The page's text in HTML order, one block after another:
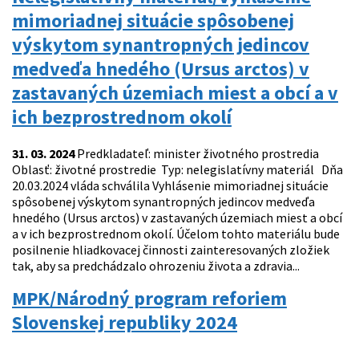
mimoriadnej situácie spôsobenej
výskytom synantropných jedincov
medveďa hnedého (Ursus arctos) v
zastavaných územiach miest a obcí a v
ich bezprostrednom okolí
31. 03. 2024Predkladateľ: minister životného prostredia
Oblasť: životné prostredie Typ: nelegislatívny materiál Dňa
20.03.2024 vláda schválila Vyhlásenie mimoriadnej situácie
spôsobenej výskytom synantropných jedincov medveďa
hnedého (Ursus arctos) v zastavaných územiach miest a obcí
a v ich bezprostrednom okolí. Účelom tohto materiálu bude
posilnenie hliadkovacej činnosti zainteresovaných zložiek
tak, aby sa predchádzalo ohrozeniu života a zdravia...
MPK/Národný program reforiem
Slovenskej republiky 2024